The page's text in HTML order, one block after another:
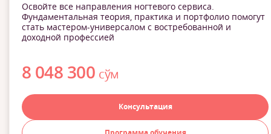
Освойте все направления ногтевого сервиса.
Фундаментальная теория, практика и портфолио помогут
стать мастером-универсалом с востребованной и
доходной профессией
8 048 300 сўм
Консультация